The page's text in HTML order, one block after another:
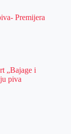
Premijera
„Bajage i
piva